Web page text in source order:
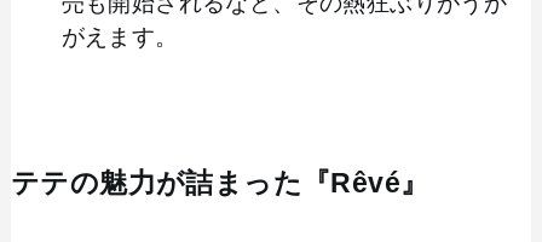
がえます。
テテの魅力が詰まった『Rêvé』